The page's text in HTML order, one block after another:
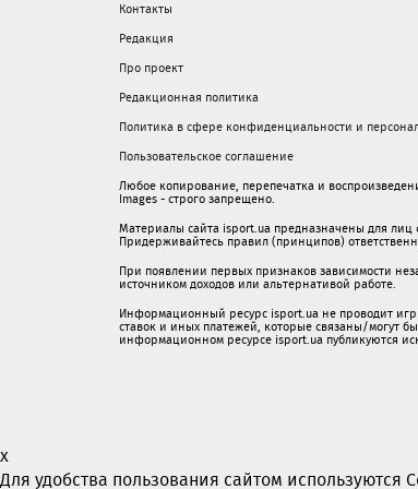
Контакты
Редакция
Про проект
Редакционная политика
Политика в сфере конфиденциальности и
Пользовательское соглашение
Любое копирование, перепечатка и
Images - строго запрещено.
Материалы сайта isport.ua предназначены для лиц
Придерживайтесь правил (принципов)
При появлении первых признаков зависимости
источником доходов или альтернативой работе.
Информационный ресурс isport.ua не проводит
ставок и иных платежей, которые связаны/могут
информационном ресурсе isport.ua публикуютcя
x
Для удобства пользования сайтом используются